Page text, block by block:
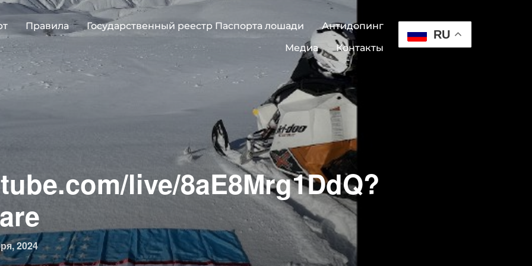
Правила Государственный реестр Паспорта лошади
Антидопинг
Медиа
Контакты
RU
live/8aE8Mrg1DdQ?
2024